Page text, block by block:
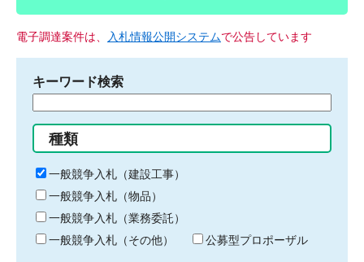
電子調達案件は、 入札情報公開システムで公告しています
キーワード検索
る
キ
ー
ワ
ー
ド
種類
一般競争入札（建設工事）
一般競争入札（物品）
一般競争入札（業務委託）
一般競争入札（その他）
公募型プロポーザル